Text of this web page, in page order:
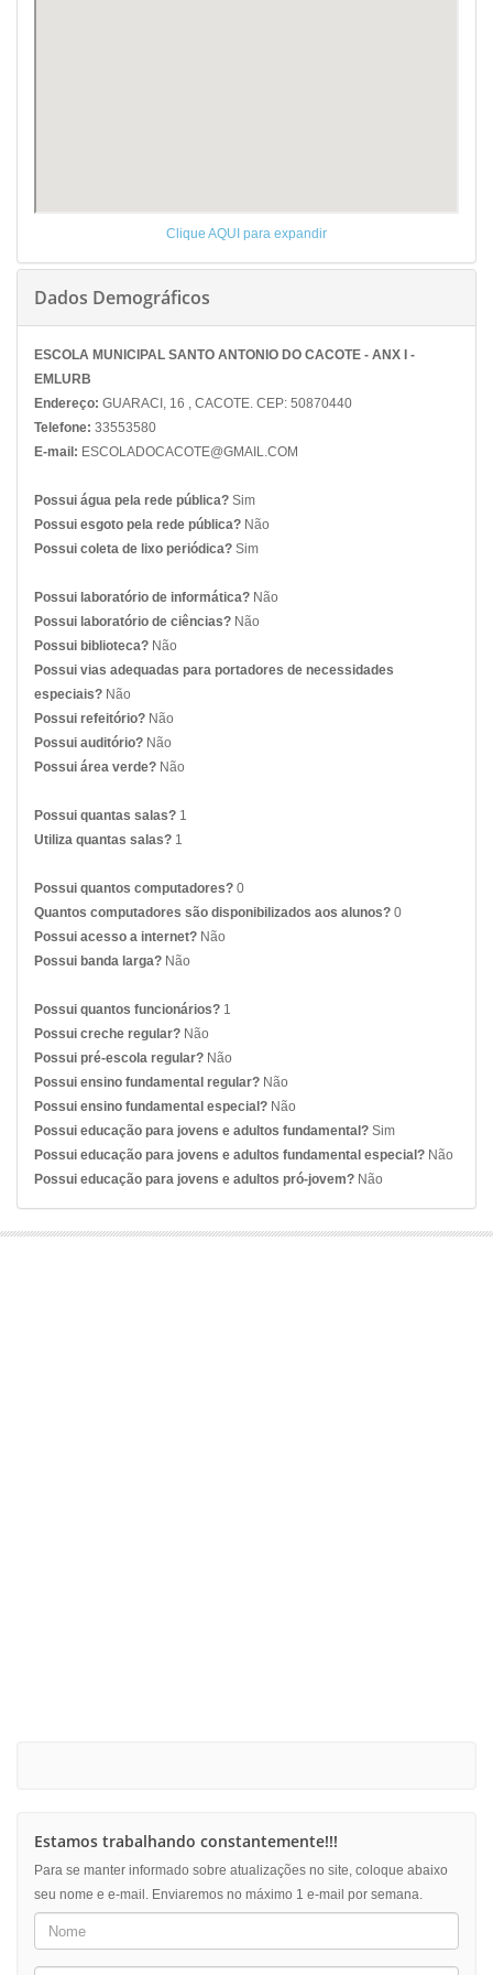
Clique AQUI para expandir
Dados Demográficos
ESCOLA MUNICIPAL SANTO ANTONIO DO CACOTE - ANX I -
EMLURB
Endereço: GUARACI, 16 , CACOTE. CEP: 50870440
Telefone: 33553580
E-mail: ESCOLADOCACOTE@GMAIL.COM
Possui água pela rede pública? Sim
Possui esgoto pela rede pública? Não
Possui coleta de lixo periódica? Sim
Possui laboratório de informática? Não
Possui laboratório de ciências? Não
Possui biblioteca? Não
Possui vias adequadas para portadores de necessidades
especiais? Não
Possui refeitório? Não
Possui auditório? Não
Possui área verde? Não
Possui quantas salas? 1
Utiliza quantas salas? 1
Possui quantos computadores? 0
Quantos computadores são disponibilizados aos alunos? 0
Possui acesso a internet? Não
Possui banda larga? Não
Possui quantos funcionários? 1
Possui creche regular? Não
Possui pré-escola regular? Não
Possui ensino fundamental regular? Não
Possui ensino fundamental especial? Não
Possui educação para jovens e adultos fundamental? Sim
Possui educação para jovens e adultos fundamental especial? Não
Possui educação para jovens e adultos pró-jovem? Não
Estamos trabalhando constantemente!!!
Para se manter informado sobre atualizações no site, coloque abaixo
seu nome e e-mail. Enviaremos no máximo 1 e-mail por semana.